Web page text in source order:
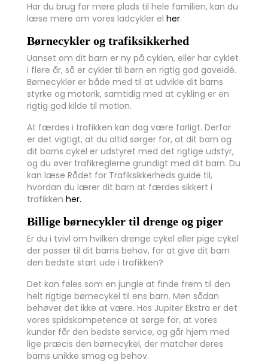
Har du brug for mere plads til hele familien, kan du
læse mere om vores ladcykler el her.
Børnecykler og trafiksikkerhed
Uanset om dit barn er ny på cyklen, eller har cyklet
i flere år, så er cykler til børn en rigtig god gaveidé.
Børnecykler er både med til at udvikle dit barns
styrke og motorik, samtidig med at cykling er en
rigtig god kilde til motion.
At færdes i trafikken kan dog være farligt. Derfor
er det vigtigt, at du altid sørger for, at dit barn og
dit barns cykel er udstyret med det rigtige udstyr,
og du øver trafikreglerne grundigt med dit barn. Du
kan læse Rådet for Trafiksikkerheds guide til,
hvordan du lærer dit barn at færdes sikkert i
trafikken her.
Billige børnecykler til drenge og piger
Er du i tvivl om hvilken drenge cykel eller pige cykel
der passer til dit barns behov, for at give dit barn
den bedste start ude i trafikken?
Det kan føles som en jungle at finde frem til den
helt rigtige børnecykel til ens barn. Men sådan
behøver det ikke at være. Hos Jupiter Ekstra er det
vores spidskompetence at sørge for, at vores
kunder får den bedste service, og går hjem med
lige præcis den børnecykel, der matcher deres
barns unikke smag og behov.